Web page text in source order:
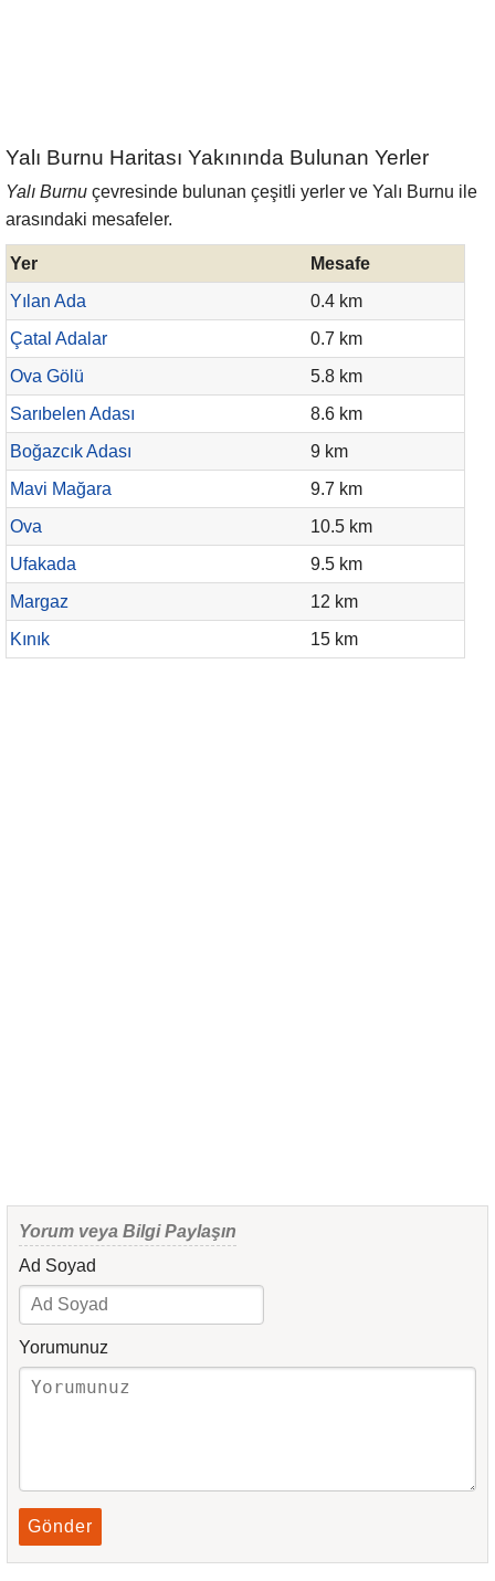
Yalı Burnu Haritası Yakınında Bulunan Yerler
Yalı Burnu çevresinde bulunan çeşitli yerler ve Yalı Burnu ile
arasındaki mesafeler.
Yer
Mesafe
Yılan Ada
0.4 km
Çatal Adalar
0.7 km
Ova Gölü
5.8 km
Sarıbelen Adası
8.6 km
Boğazcık Adası
9 km
Mavi Mağara
9.7 km
Ova
10.5 km
Ufakada
9.5 km
Margaz
12 km
Kınık
15 km
Yorum veya Bilgi Paylaşın
Ad Soyad
Yorumunuz
Gönder